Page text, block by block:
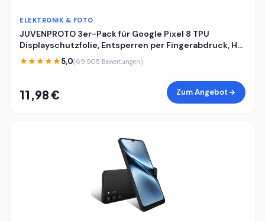
ELEKTRONIK & FOTO
JUVENPROTO 3er-Pack für Google Pixel 8 TPU
Displayschutzfolie, Entsperren per Fingerabdruck, HD,
kratzfest, blasenfrei, ultradünn, einfache Installation
für Pixel 8
5,0(69.905 Bewertungen)
11,98 € Zum Angebot